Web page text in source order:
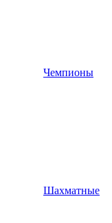
Чемпионы
Шахматные